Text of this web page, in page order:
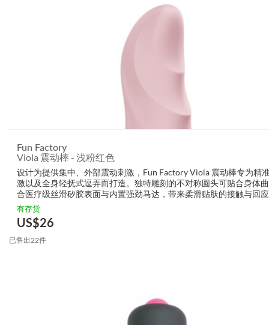
Fun Factory
Viola 震动棒 - 浅粉红色
设计为提供集中、外部震动刺激，Fun Factory Viola 震动棒专为精
激以及全身轻抚式逗弄而打造。独特雕刻的不对称圆头可贴合身体
合医疗级丝滑矽胶表面与内置强劲马达，带来柔滑贴肤的接触与回
震动感受。金属控制座搭配 Fun Factory 标志性 FUN 按钮，操作直
有存货
US$26
已售出22件